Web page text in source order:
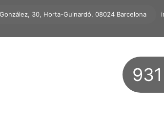
30, Horta-Guinardó, 08024 Barcelona